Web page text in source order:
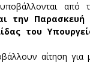
υποβάλλονται από
την Παρασκευή
του
αίτηση για